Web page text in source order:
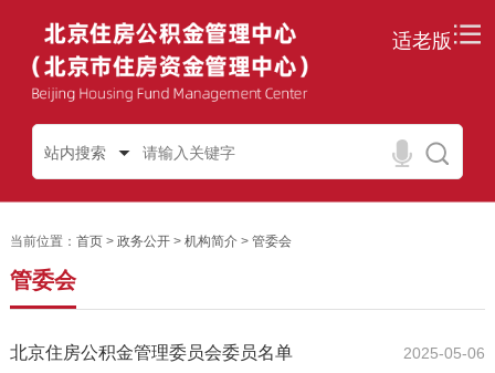
适老版
站内搜索
当前位置： 首页> 政务公开> 机构简介> 管委会
管委会
北京住房公积金管理委员会委员名单 2025-05-06